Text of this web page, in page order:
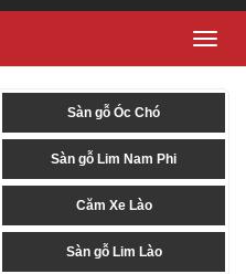
Sàn gỗ Óc Chó
Sàn gỗ Lim Nam Phi
Căm Xe Lào
Sàn gỗ Lim Lào